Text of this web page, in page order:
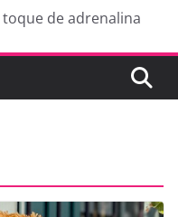
de adrenalina